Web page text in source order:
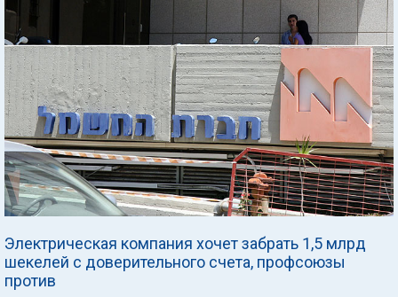
Электрическая компания хочет забрать 1,5 млрд
шекелей с доверительного счета, профсоюзы
против